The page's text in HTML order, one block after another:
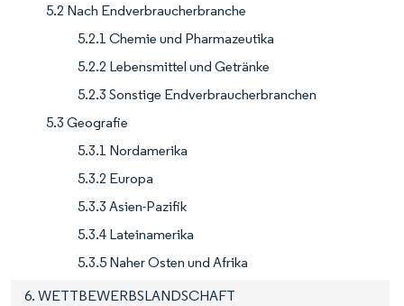
5.2 Nach Endverbraucherbranche
5.2.1 Chemie und Pharmazeutika
5.2.2 Lebensmittel und Getränke
5.2.3 Sonstige Endverbraucherbranchen
5.3 Geografie
5.3.1 Nordamerika
5.3.2 Europa
5.3.3 Asien-Pazifik
5.3.4 Lateinamerika
5.3.5 Naher Osten und Afrika
6. WETTBEWERBSLANDSCHAFT